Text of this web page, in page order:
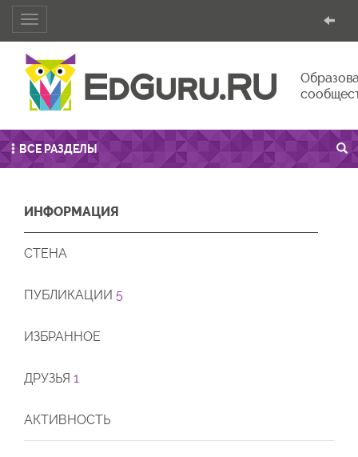
Toggle
navigation
ВСЕ РАЗДЕЛЫ
ИНФОРМАЦИЯ
СТЕНА
ПУБЛИКАЦИИ 5
ИЗБРАННОЕ
ДРУЗЬЯ 1
АКТИВНОСТЬ